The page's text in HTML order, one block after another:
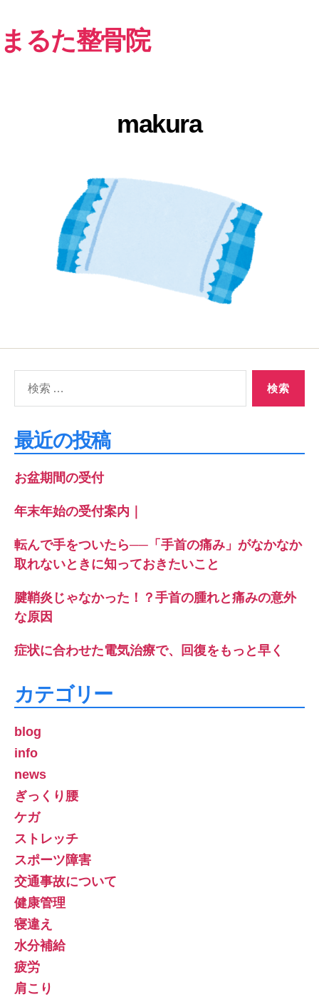
まるた整骨院
makura
象:
最近の投稿
お盆期間の受付
年末年始の受付案内｜
転んで手をついたら──「手首の痛み」がなかなか
取れないときに知っておきたいこと
腱鞘炎じゃなかった！？手首の腫れと痛みの意外
な原因
症状に合わせた電気治療で、回復をもっと早く
カテゴリー
blog
info
news
ぎっくり腰
ケガ
ストレッチ
スポーツ障害
交通事故について
健康管理
寝違え
水分補給
疲労
肩こり